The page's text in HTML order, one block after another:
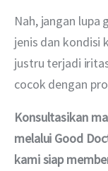
Nah, jangan lupa
jenis dan kondisi
justru terjadi
cocok dengan
Konsultasikan
melalui Good
kami siap